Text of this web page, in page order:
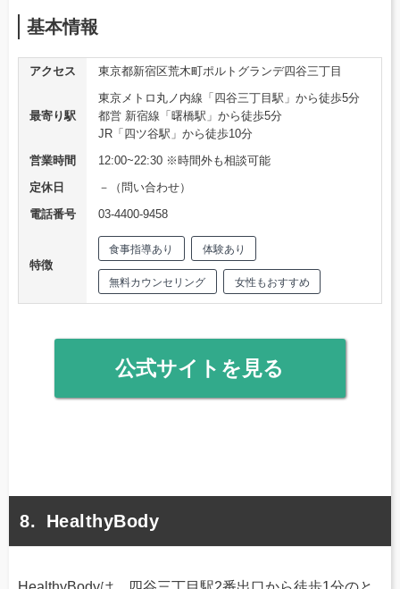
基本情報
アクセス 東京都新宿区荒木町ポルトグランデ四谷三丁目
最寄り駅
東京メトロ丸ノ内線「四谷三丁目駅」から徒歩5分
都営 新宿線「曙橋駅」から徒歩5分
JR「四ツ谷駅」から徒歩10分
営業時間
12:00~22:30 ※時間外も相談可能
定休日
－（問い合わせ）
電話番号
03-4400-9458
特徴
食事指導あり 体験あり
無料カウンセリング 女性もおすすめ
公式サイトを見る
HealthyBody